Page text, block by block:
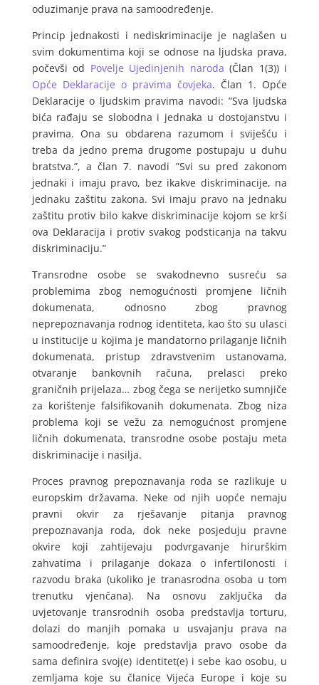
oduzimanje prava na samoodređenje.
Princip jednakosti i nediskriminacije je naglašen u
svim dokumentima koji se odnose na ljudska prava,
počevši od Povelje Ujedinjenih naroda (Član 1(3)) i
Opće Deklaracije o pravima čovjeka. Član 1. Opće
Deklaracije o ljudskim pravima navodi: ”Sva ljudska
bića rađaju se slobodna i jednaka u dostojanstvu i
pravima. Ona su obdarena razumom i sviješću i
treba da jedno prema drugome postupaju u duhu
bratstva.”, a član 7. navodi ”Svi su pred zakonom
jednaki i imaju pravo, bez ikakve diskriminacije, na
jednaku zaštitu zakona. Svi imaju pravo na jednaku
zaštitu protiv bilo kakve diskriminacije kojom se krši
ova Deklaracija i protiv svakog podsticanja na takvu
diskriminaciju.”
Transrodne osobe se svakodnevno susreću sa
problemima zbog nemogućnosti promjene ličnih
dokumenata, odnosno zbog pravnog
neprepoznavanja rodnog identiteta, kao što su ulasci
u institucije u kojima je mandatorno prilaganje ličnih
dokumenata, pristup zdravstvenim ustanovama,
otvaranje bankovnih računa, prelasci preko
graničnih prijelaza… zbog čega se nerijetko sumnjiče
za korištenje falsifikovanih dokumenata. Zbog niza
problema koji se vežu za nemogućnost promjene
ličnih dokumenata, transrodne osobe postaju meta
diskriminacije i nasilja.
Proces pravnog prepoznavanja roda se razlikuje u
europskim državama. Neke od njih uopće nemaju
pravni okvir za rješavanje pitanja pravnog
prepoznavanja roda, dok neke posjeduju pravne
okvire koji zahtijevaju podvrgavanje hirurškim
zahvatima i prilaganje dokaza o infertilonosti i
razvodu braka (ukoliko je tranasrodna osoba u tom
trenutku vjenčana). Na osnovu zaključka da
uvjetovanje transrodnih osoba predstavlja torturu,
dolazi do manjih pomaka u usvajanju prava na
samoodređenje, koje predstavlja pravo osobe da
sama definira svoj(e) identitet(e) i sebe kao osobu, u
zemljama koje su članice Vijeća Europe i koje su